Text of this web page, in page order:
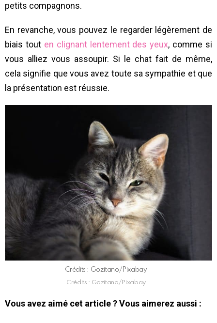
petits compagnons.
En revanche, vous pouvez le regarder légèrement de
biais tout en clignant lentement des yeux, comme si
vous alliez vous assoupir. Si le chat fait de même,
cela signifie que vous avez toute sa sympathie et que
la présentation est réussie.
Crédits : Gozitano/Pixabay
Crédits : Gozitano/Pixabay
Vous avez aimé cet article ? Vous aimerez aussi :